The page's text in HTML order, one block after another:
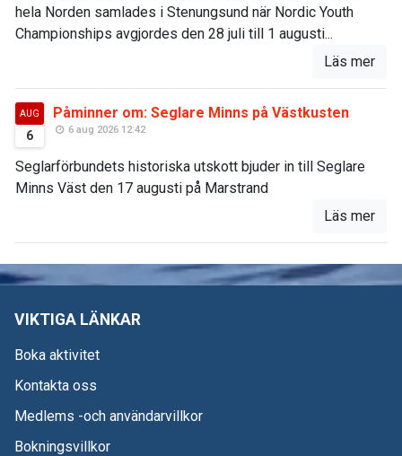
hela Norden samlades i Stenungsund när Nordic Youth
Championships avgjordes den 28 juli till 1 augusti...
Läs mer
AUG
6
Påminner om: Seglare Minns på Västkusten
6 aug 2026 12:42
Seglarförbundets historiska utskott bjuder in till Seglare
Minns Väst den 17 augusti på Marstrand
Läs mer
VIKTIGA LÄNKAR
Boka aktivitet
Kontakta oss
Medlems -och användarvillkor
Bokningsvillkor